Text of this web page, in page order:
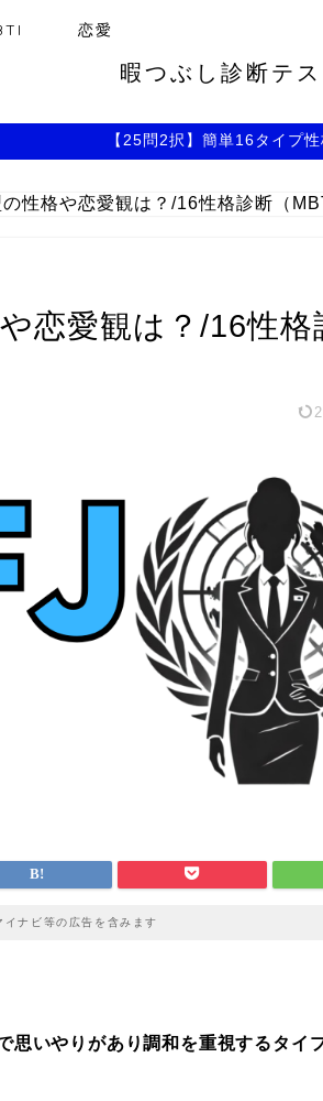
恋愛
暇つぶし診断テ
【25問2択】簡単16タイプ
性格や恋愛観は？/16性格診断（
恋愛観は？/16性格
ナビ等の広告を含みます
思いやりがあり調和を重視するタイプ